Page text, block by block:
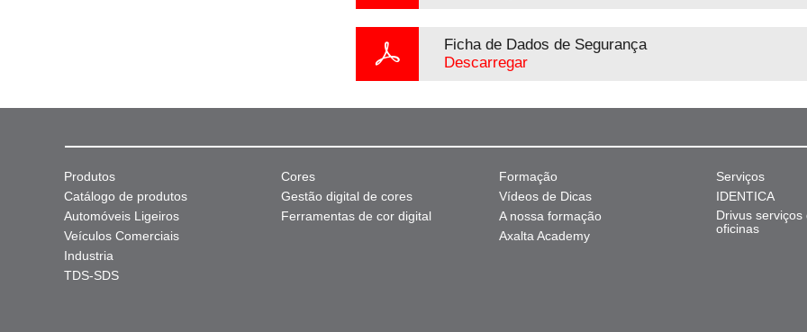
Ficha de Dados de Segurança
Descarregar
Produtos
Catálogo de produtos
Automóveis Ligeiros
Veículos Comerciais
Industria
TDS-SDS
Cores
Gestão digital de cores
Ferramentas de cor digital
Formação
Vídeos de Dicas
A nossa formação
Axalta Academy
Serviços
IDENTICA
Drivus
oficinas